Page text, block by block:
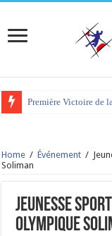
Première Victoire de
Home / Événement /
Soliman
Jeunesse
Olympique